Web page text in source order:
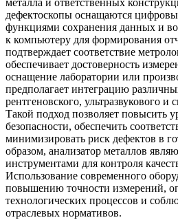
металла и ответственных
дефектоскопы оснащаются
функциями сохранения данных и
к компьютеру для формирования
подтверждает соответствие
обеспечивает достоверность
оснащение лаборатории или
предполагает интеграцию
рентгеновского, ультразвукового и
Такой подход позволяет повысить
безопасности, обеспечить
минимизировать риск дефектов в
образом, анализатор металлов
инструментами для контроля
Использование современного
повышению точности измерений,
технологических процессов и
отраслевых нормативов.